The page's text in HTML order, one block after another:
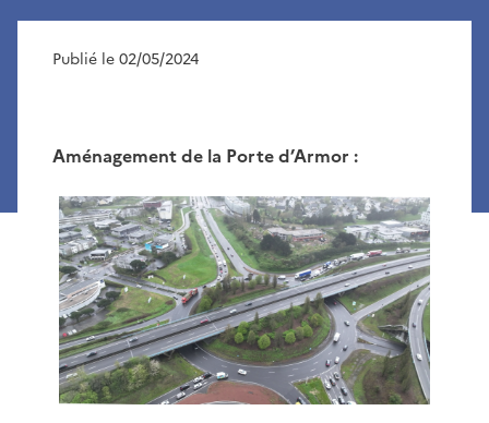
Publié le 02/05/2024
Aménagement de la Porte d’Armor :